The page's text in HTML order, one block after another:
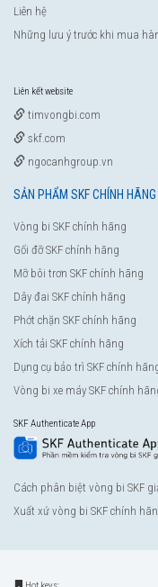
Liên hệ
Những lưu ý trước khi mua
Liên kết website
timvongbi.com
skf.com
ngocanhgroup.vn
SẢN PHẨM SKF CHÍNH HÃNG
Vòng bi SKF chính hãng
Gối đỡ SKF chính hãng
Mỡ bôi trơn SKF chính hãng
Dây đai SKF chính hãng
Phớt chặn SKF chính hãng
Xích tải SKF chính hãng
Dụng cụ bảo trì SKF chính
Vòng bi xe máy SKF chính
SKF Authenticate App
Cách phân biệt vòng bi SKF
Xuất xứ vòng bi SKF chính